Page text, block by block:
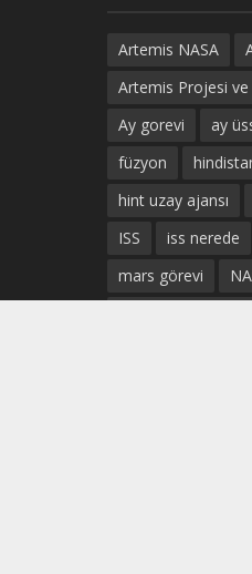
Artemis NASA
Artemis Projesi ve
Ay gorevi
ay
füzyon
hint uzay ajansı
ISS
iss nerede
mars görevi